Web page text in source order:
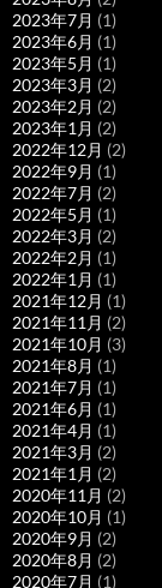
2023年7月 (1)
2023年6月 (1)
2023年5月 (1)
2023年3月 (2)
2023年2月 (2)
2023年1月 (2)
2022年12月 (2)
2022年9月 (1)
2022年7月 (2)
2022年5月 (1)
2022年3月 (2)
2022年2月 (1)
2022年1月 (1)
2021年12月 (1)
2021年11月 (2)
2021年10月 (3)
2021年8月 (1)
2021年7月 (1)
2021年6月 (1)
2021年4月 (1)
2021年3月 (2)
2021年1月 (2)
2020年11月 (2)
2020年10月 (1)
2020年9月 (2)
2020年8月 (2)
2020年7月 (1)